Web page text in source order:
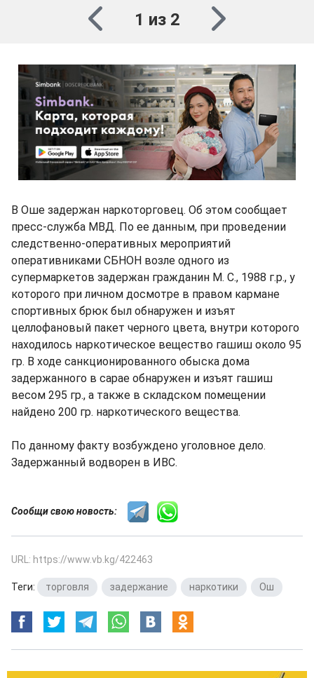
1 из 2
В Оше задержан наркоторговец. Об этом сообщает
пресс-служба МВД. По ее данным, при проведении
следственно-оперативных мероприятий
оперативниками СБНОН возле одного из
супермаркетов задержан гражданин М. С., 1988 г.р., у
которого при личном досмотре в правом кармане
спортивных брюк был обнаружен и изъят
целлофановый пакет черного цвета, внутри которого
находилось наркотическое вещество гашиш около 95
гр. В ходе санкционированного обыска дома
задержанного в сарае обнаружен и изъят гашиш
весом 295 гр., а также в складском помещении
найдено 200 гр. наркотического вещества.
По данному факту возбуждено уголовное дело.
Задержанный водворен в ИВС.
Сообщи свою новость:
URL: https://www.vb.kg/422463
Теги: торговля задержание наркотики Ош